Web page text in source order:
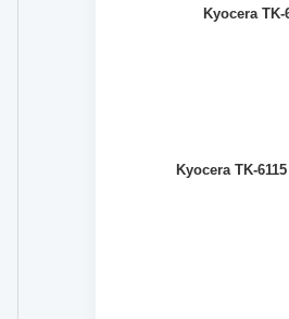
Kyocera
Kyocera TK-